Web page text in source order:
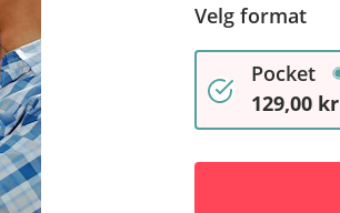
Velg format
Pocket
129,00 kr